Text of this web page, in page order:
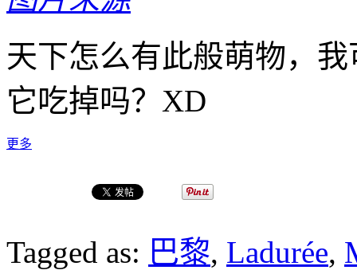
天下怎么有此般萌物，
它吃掉吗？XD
更多
Tagged as: 巴黎, Ladurée,